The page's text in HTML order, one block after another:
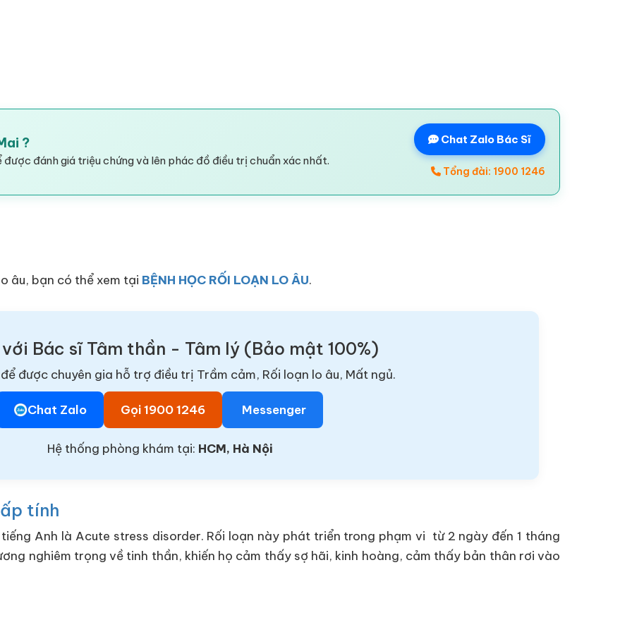
?
đánh giá triệu chứng và lên phác đồ điều trị chuẩn xác nhất.
Chat Zalo Bác Sĩ
Tổng đài: 1900 1246
âu, bạn có thể xem tại BỆNH HỌC RỐI LOẠN LO ÂU.
Bác sĩ Tâm thần - Tâm lý (Bảo mật 100%)
được chuyên gia hỗ trợ điều trị Trầm cảm, Rối loạn lo âu, Mất ngủ.
Chat Zalo Gọi 1900 1246 Messenger
Hệ thống phòng khám tại: HCM, Hà Nội
tính
Anh là Acute stress disorder. Rối loạn này phát triển trong phạm vi từ 2 ngày đến 1 tháng
nghiêm trọng về tinh thần, khiến họ cảm thấy sợ hãi, kinh hoàng, cảm thấy bản thân rơi vào